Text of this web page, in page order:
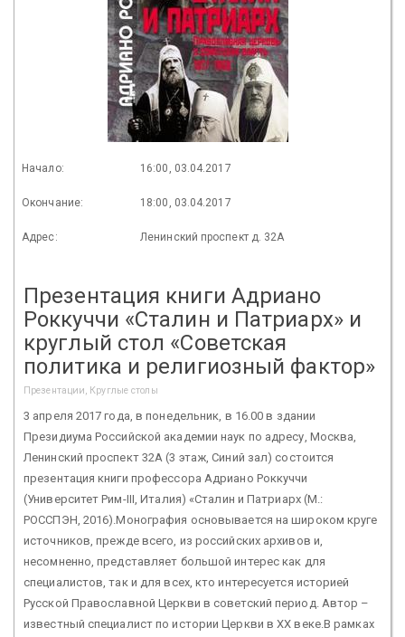
Начало: 16:00, 03.04.2017
Окончание: 18:00, 03.04.2017
Адрес: Ленинский проспект д. 32А
Презентация книги Адриано
Роккуччи «Сталин и Патриарх» и
круглый стол «Советская
политика и религиозный фактор»
Презентации, Круглые столы
3 апреля 2017 года, в понедельник, в 16.00 в здании
Президиума Российской академии наук по адресу, Москва,
Ленинский проспект 32А (3 этаж, Синий зал) состоится
презентация книги профессора Адриано Роккуччи
(Университет Рим-III, Италия) «Сталин и Патриарх (М.:
РОССПЭН, 2016).Монография основывается на широком круге
источников, прежде всего, из российских архивов и,
несомненно, представляет большой интерес как для
специалистов, так и для всех, кто интересуется историей
Русской Православной Церкви в советский период. Автор –
известный специалист по истории Церкви в ХХ веке.В рамках